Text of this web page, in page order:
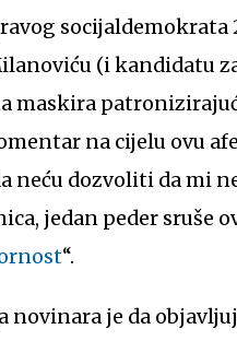
(i kandidatu
maskira
na cijelu ovu
neću dozvoliti da mi
jedan peder sruše
“.
novinara je da